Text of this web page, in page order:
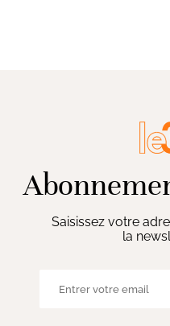
Saisissez votre
la